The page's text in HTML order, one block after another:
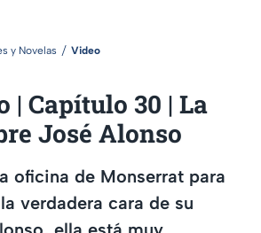
y Novelas Video
| Capítulo 30 | La
José Alonso
oficina de Monserrat para
verdadera cara de su